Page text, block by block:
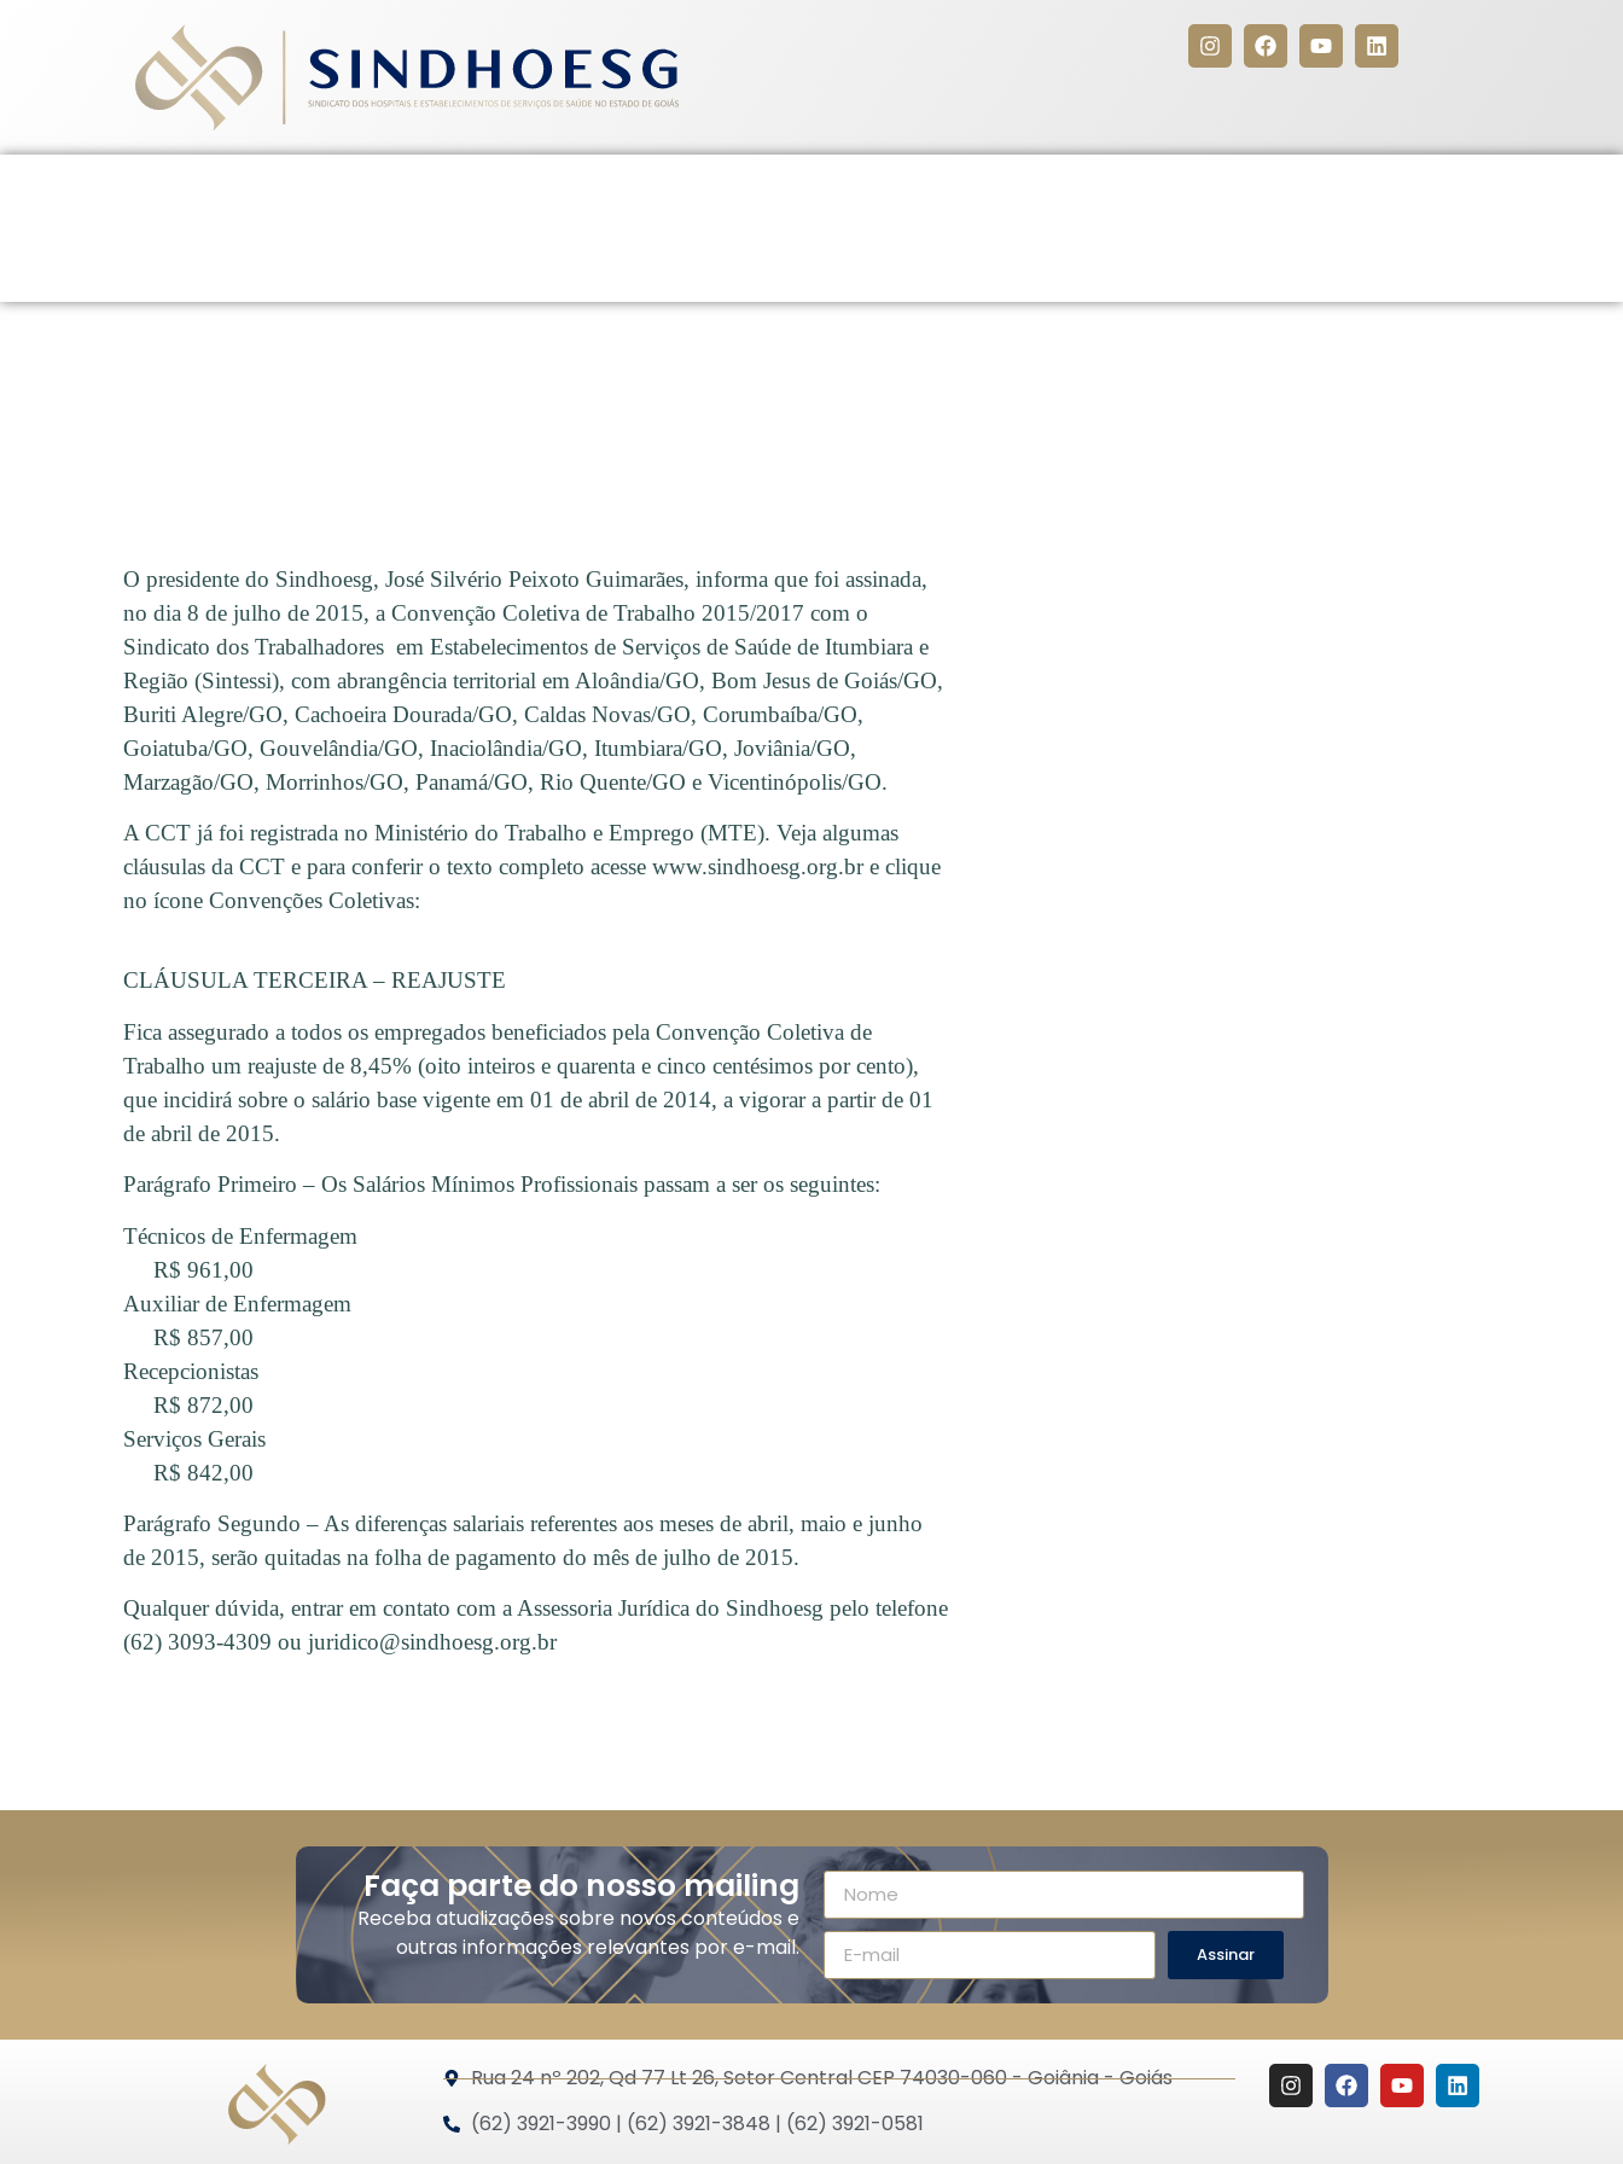
O presidente do Sindhoesg, José Silvério Peixoto Guimarães, informa que foi assinada,
no dia 8 de julho de 2015, a Convenção Coletiva de Trabalho 2015/2017 com o
Sindicato dos Trabalhadores em Estabelecimentos de Serviços de Saúde de Itumbiara e
Região (Sintessi), com abrangência territorial em Aloândia/GO, Bom Jesus de Goiás/GO,
Buriti Alegre/GO, Cachoeira Dourada/GO, Caldas Novas/GO, Corumbaíba/GO,
Goiatuba/GO, Gouvelândia/GO, Inaciolândia/GO, Itumbiara/GO, Joviânia/GO,
Marzagão/GO, Morrinhos/GO, Panamá/GO, Rio Quente/GO e Vicentinópolis/GO.
A CCT já foi registrada no Ministério do Trabalho e Emprego (MTE). Veja algumas
cláusulas da CCT e para conferir o texto completo acesse www.sindhoesg.org.br e clique
no ícone Convenções Coletivas:
CLÁUSULA TERCEIRA – REAJUSTE
Fica assegurado a todos os empregados beneficiados pela Convenção Coletiva de
Trabalho um reajuste de 8,45% (oito inteiros e quarenta e cinco centésimos por cento),
que incidirá sobre o salário base vigente em 01 de abril de 2014, a vigorar a partir de 01
de abril de 2015.
Parágrafo Primeiro – Os Salários Mínimos Profissionais passam a ser os seguintes:
Técnicos de Enfermagem
R$ 961,00
Auxiliar de Enfermagem
R$ 857,00
Recepcionistas
R$ 872,00
Serviços Gerais
R$ 842,00
Parágrafo Segundo – As diferenças salariais referentes aos meses de abril, maio e junho
de 2015, serão quitadas na folha de pagamento do mês de julho de 2015.
Qualquer dúvida, entrar em contato com a Assessoria Jurídica do Sindhoesg pelo telefone
(62) 3093-4309 ou juridico@sindhoesg.org.br
Faça parte do nosso mailing
Receba atualizações sobre novos conteúdos e
outras informações relevantes por e-mail.
Assinar
Rua 24 nº 202, Qd 77 Lt 26, Setor Central CEP 74030-060 - Goiânia - Goiás
(62) 3921-3990 | (62) 3921-3848 | (62) 3921-0581